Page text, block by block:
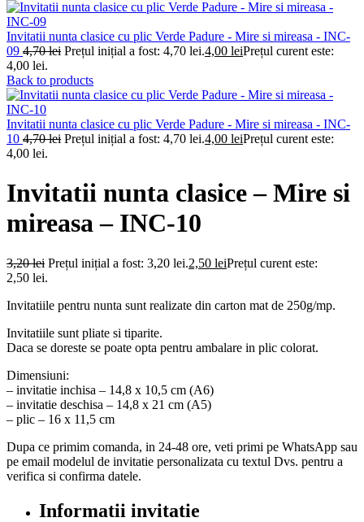
Invitatii nunta clasice cu plic Verde Padure - Mire si mireasa - INC-
09 4,70lei Prețul inițial a fost: 4,70 lei.4,00 leiPrețul curent este:
4,00 lei.
Back to products
Invitatii nunta clasice cu plic Verde Padure - Mire si mireasa - INC-
10 4,70lei Prețul inițial a fost: 4,70 lei.4,00 leiPrețul curent este:
4,00 lei.
Invitatii nunta clasice – Mire si
mireasa – INC-10
3,20lei Prețul inițial a fost: 3,20 lei.2,50 leiPrețul curent este:
2,50 lei.
Invitatiile pentru nunta sunt realizate din carton mat de 250g/mp.
Invitatiile sunt pliate si tiparite.
Daca se doreste se poate opta pentru ambalare in plic colorat.
Dimensiuni:
– invitatie inchisa – 14,8 x 10,5 cm (A6)
– invitatie deschisa – 14,8 x 21 cm (A5)
– plic – 16 x 11,5 cm
Dupa ce primim comanda, in 24-48 ore, veti primi pe WhatsApp sau
pe email modelul de invitatie personalizata cu textul Dvs. pentru a
verifica si confirma datele.
Informatii invitatie